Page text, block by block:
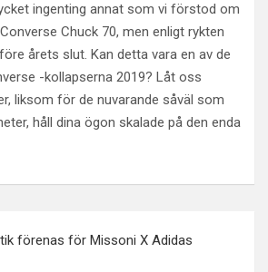
ingenting annat som vi förstod om
Chuck 70, men enligt rykten
årets slut. Kan detta vara en av de
-kollapserna 2019? Låt oss
liksom för de nuvarande såväl som
håll dina ögon skalade på den enda
förenas för Missoni X Adidas